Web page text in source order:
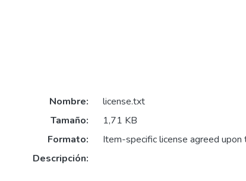
Nombre:
license.txt
Tamaño:
1,71 KB
Formato:
Item-specific license agreed upon
Descripción: